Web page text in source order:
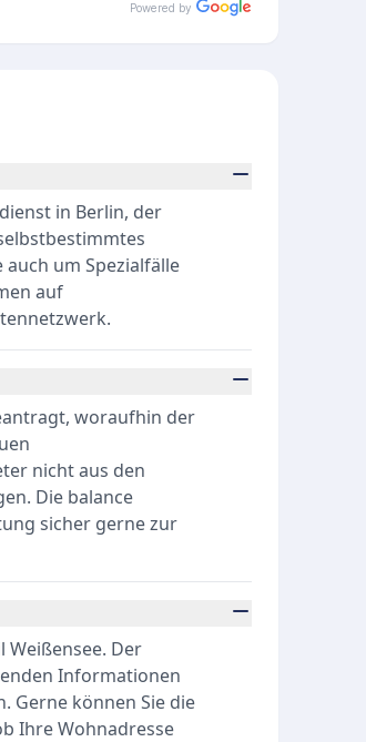
Powered by
in Berlin, der
um Spezialfälle
auf
woraufhin der
nicht aus den
Die balance
sicher gerne zur
Der
Informationen
Gerne können Sie die
Ihre Wohnadresse